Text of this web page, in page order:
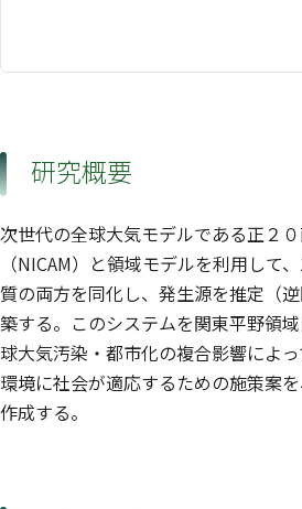
研究概要
次世代の全球大気モデルである正２
（NICAM）と領域モデルを利用して
質の両方を同化し、発生源を推定（
築する。このシステムを関東平野領
球大気汚染・都市化の複合影響によ
環境に社会が適応するための施策案
作成する。